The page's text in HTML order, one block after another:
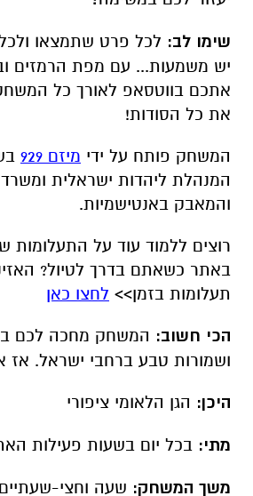
באתר כשאתם בדרך לטיול?
תעלומות בזמן>> לחצו כאן
הכי חשוב:
היכן: הגן הלאומי ציפורי
משך המשחק: שעה וחצי-
מחיר ערכת השתתפות במשחק
ציוד נדרש:
יש להצטייד
משפחתי אינטראקטיבי עם בוט